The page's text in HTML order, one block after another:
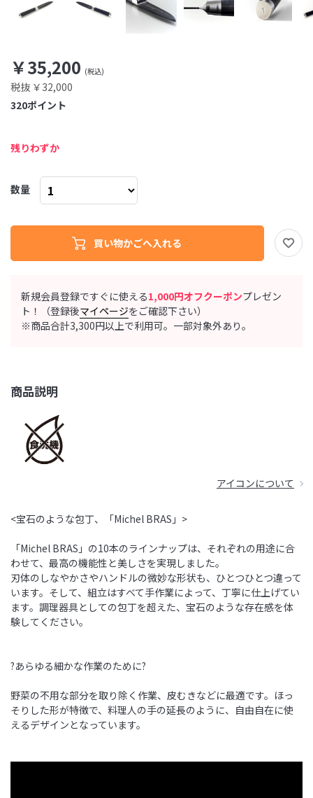
新規会員登録ですぐに使える1,000円オフクーポンプレゼン
ト！（登録後マイページをご確認下さい）
※商品合計3,300円以上で利用可。一部対象外あり。
商品説明
アイコンについて
<宝石のような包丁、「Michel BRAS」>
「Michel BRAS」の10本のラインナップは、それぞれの用途に合
わせて、最高の機能性と美しさを実現しました。
刃体のしなやかさやハンドルの微妙な形状も、ひとつひとつ違って
います。そして、組立はすべて手作業によって、丁寧に仕上げてい
ます。調理器具としての包丁を超えた、宝石のような存在感を体
験してください。
?あらゆる細かな作業のために?
野菜の不用な部分を取り除く作業、皮むきなどに最適です。ほっ
そりした形が特徴で、料理人の手の延長のように、自由自在に使
えるデザインとなっています。
￥35,200
税抜 ￥32,000
ポイント
320
残りわずか
数量